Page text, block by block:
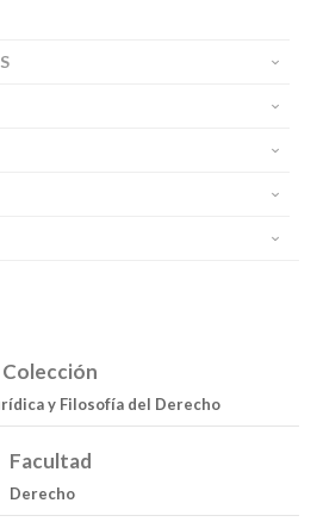
Colección
y Filosofía del Derecho
Facultad
Derecho